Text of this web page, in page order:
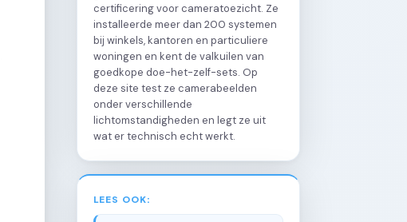
certificering voor cameratoezicht. Ze
installeerde meer dan 200 systemen
bij winkels, kantoren en particuliere
woningen en kent de valkuilen van
goedkope doe-het-zelf-sets. Op
deze site test ze camerabeelden
onder verschillende
lichtomstandigheden en legt ze uit
wat er technisch echt werkt.
LEES OOK: